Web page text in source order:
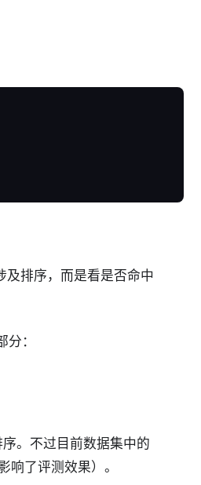
及排序，而是看是否命中
：
。不过目前数据集中的
了评测效果）。